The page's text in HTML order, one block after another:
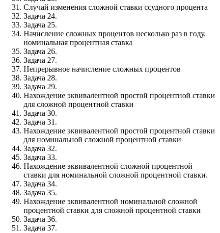
Случай изменения сложной ставки ссудного процента
Задача 24.
Задача 25.
Начисление сложных процентов несколько раз в году.
номинальная процентная ставка
Задача 26.
Задача 27.
Непрерывное начисление сложных процентов
Задача 28.
Задача 29.
Нахождение эквивалентной простой процентной ставки
для сложной процентной ставки
Задача 30.
Задача 31.
Нахождение эквивалентной простой процентной ставки
для номинальной сложной процентной ставки
Задача 32.
Задача 33.
Нахождение эквивалентной сложной процентной
ставки для номинальной сложной процентной ставки.
Задача 34.
Задача 35.
Нахождение эквивалентной номинальной сложной
процентной ставки для сложной процентной ставки
Задача 36.
Задача 37.